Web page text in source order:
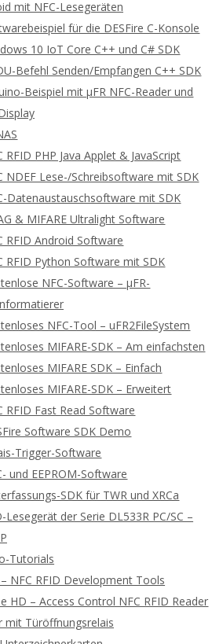
mit NFC-Lesegeräten
für die DESFire C-Konsole
10 IoT Core C++ und C# SDK
Befehl Senden/Empfangen C++ SDK
Beispiel mit μFR NFC-Reader und
RFID PHP Java Applet & JavaScript
NDEF Lese-/Schreibsoftware mit SDK
Datenaustauschsoftware mit SDK
& MIFARE Ultralight Software
RFID Android Software
RFID Python Software mit SDK
NFC-Software – μFR-
NFC-Tool – uFR2FileSystem
MIFARE-SDK – Am einfachsten
MIFARE SDK – Einfach
MIFARE-SDK – Erweitert
RFID Fast Read Software
Software SDK Demo
Trigger-Software
und EEPROM-Software
SDK für TWR und XRCa
Lesegerät der Serie DL533R PC/SC –
Tutorials
NFC RFID Development Tools
HD – Access Control NFC RFID Reader
mit Türöffnungsrelais